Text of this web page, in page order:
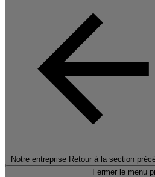
Notre entreprise Retour à la section
Fermer le menu